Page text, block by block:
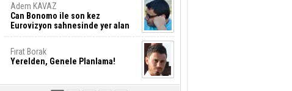
Adem KAVAZ
Can Bonomo ile son kez
Eurovizyon sahnesinde yer alan
Türkiye 10 yıl aradan sonra
Fırat Borak
Yerelden, Genele Planlama!